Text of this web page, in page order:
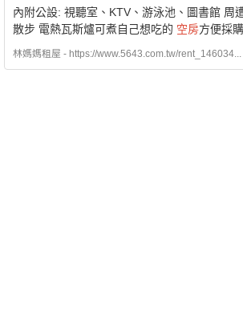
內附公設: 視聽室、KTV、游泳池、圖書館 周
散步 電熱瓦斯爐可煮自己想吃的 空房方便採
林媽媽租屋 - https://www.5643.com.tw/rent_146034...